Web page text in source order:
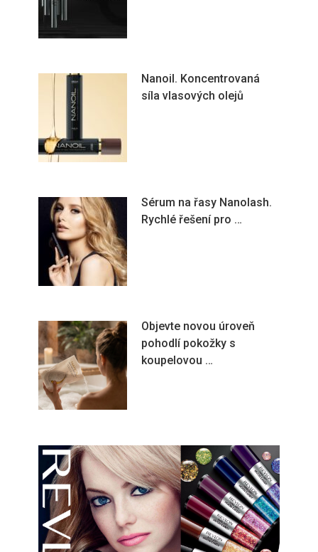
Nanoil. Koncentrovaná
síla vlasových olejů
Sérum na řasy Nanolash.
Rychlé řešení pro …
Objevte novou úroveň
pohodlí pokožky s
koupelovou …